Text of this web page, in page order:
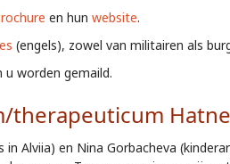
en hun website.
(engels), zowel van militairen als
worden gemaild.
Alviia) en Nina Gorbacheva